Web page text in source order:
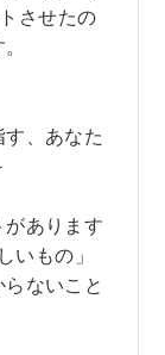
させたの
、あなた
あります
いもの」
らないこと